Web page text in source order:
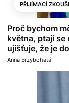
PŘIJÍMACÍ
Proč bychom
května, ptají se
ujišťuje, že je
Anna Brzybohatá